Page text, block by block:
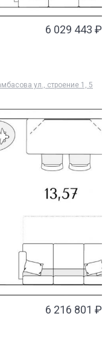
6 029 443 ₽
ул., строение 1, 5
6 216 801 ₽